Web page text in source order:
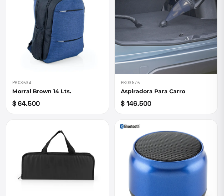
PRO8634
Morral Brown 14 Lts.
$ 64.500
PRO3676
Aspiradora Para Carro
$ 146.500